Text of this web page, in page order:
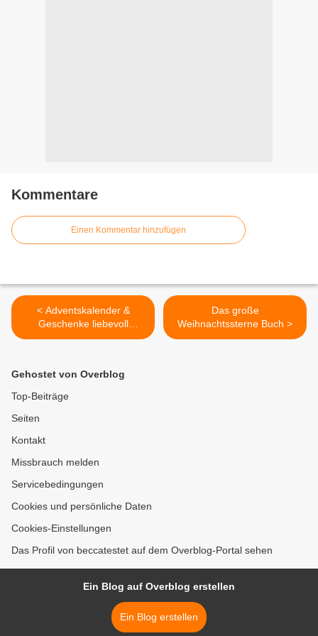
Kommentare
Einen Kommentar hinzufügen
< Adventskalender &
Geschenke liebevoll
verpackt
Das große
Weihnachtssterne Buch >
Gehostet von Overblog
Top-Beiträge
Seiten
Kontakt
Missbrauch melden
Servicebedingungen
Cookies und persönliche Daten
Cookies-Einstellungen
Das Profil von beccatestet auf dem Overblog-Portal sehen
Ein Blog auf Overblog erstellen
Ein Blog erstellen